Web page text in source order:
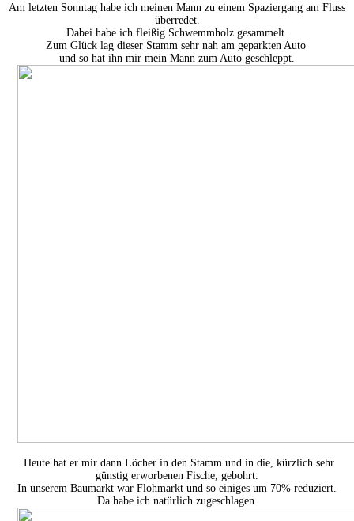
Am letzten Sonntag habe ich meinen Mann zu einem Spaziergang am Fluss
überredet.
Dabei habe ich fleißig Schwemmholz gesammelt.
Zum Glück lag dieser Stamm sehr nah am geparkten Auto
und so hat ihn mir mein Mann zum Auto geschleppt.
Heute hat er mir dann Löcher in den Stamm und in die, kürzlich sehr
günstig erworbenen Fische, gebohrt.
In unserem Baumarkt war Flohmarkt und so einiges um 70% reduziert.
Da habe ich natürlich zugeschlagen.